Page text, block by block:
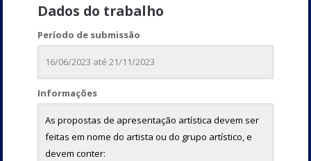
Dados do trabalho
Período de submissão
16/06/2023 até 21/11/2023
Informações
As propostas de apresentação artística devem ser
feitas em nome do artista ou do grupo artístico, e
devem conter: